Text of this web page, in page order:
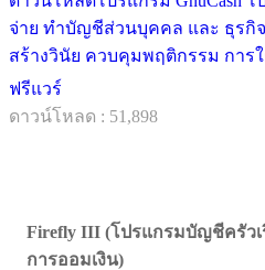
จ่าย ทำบัญชีส่วนบุคคล และ ธุรกิ
สร้างวินัย ควบคุมพฤติกรรม การ
ฟรีแวร์
ดาวน์โหลด : 51,898
Firefly III (โปรแกรมบัญชีครัว
การออมเงิน)